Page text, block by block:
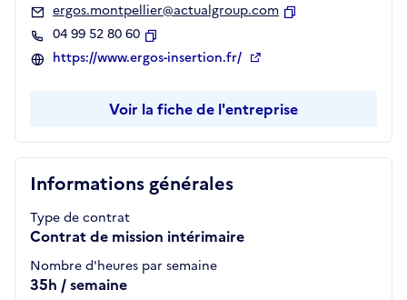
Informations générales
Type de contrat
Contrat de mission intérimaire
Nombre d'heures par semaine
35h / semaine
ergos.montpellier@actualgroup.com
04 99 52 80 60
Copier
https://www.ergos-insertion.fr/
Voir la fiche de l'entreprise